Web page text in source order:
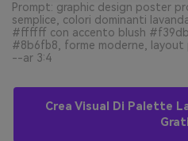
Prompt: graphic design poster
semplice, colori dominanti
#ffffff con accento blush
#8b6fb8, forme moderne,
--ar 3:4
Crea Visual Di Palette